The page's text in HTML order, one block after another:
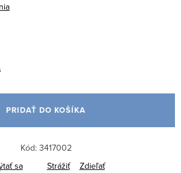
PRIDAŤ DO KOŠÍKA
Kód: 3417002
sa
Strážiť Zdieľať